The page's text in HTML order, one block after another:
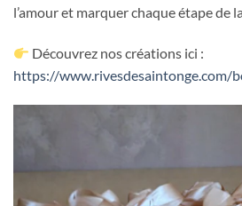
l’amour et marquer chaque étape de
Découvrez nos créations ici :
https://www.rivesdesaintonge.com/